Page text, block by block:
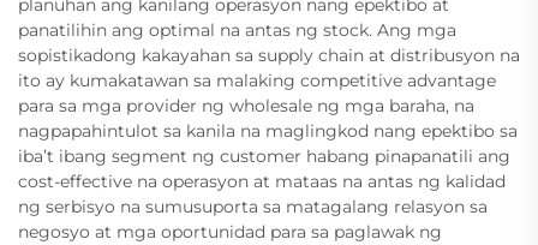
planuhan ang kanilang operasyon nang epektibo at
panatilihin ang optimal na antas ng stock. Ang mga
sopistikadong kakayahan sa supply chain at distribusyon na
ito ay kumakatawan sa malaking competitive advantage
para sa mga provider ng wholesale ng mga baraha, na
nagpapahintulot sa kanila na maglingkod nang epektibo sa
iba’t ibang segment ng customer habang pinapanatili ang
cost-effective na operasyon at mataas na antas ng kalidad
ng serbisyo na sumusuporta sa matagalang relasyon sa
negosyo at mga oportunidad para sa paglawak ng